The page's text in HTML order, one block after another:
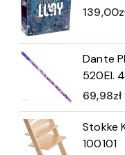
139,00
Dante
520El.
69,98zł
Stokke
100101